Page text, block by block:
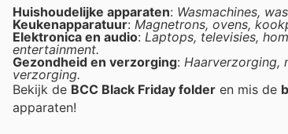
Huishoudelijke apparaten: Wasmachines,
Keukenapparatuur: Magnetrons, ovens,
Elektronica en audio: Laptops, televisies,
entertainment.
Gezondheid en verzorging: Haarverzorging,
verzorging.
Bekijk de BCC Black Friday folder en mis de
apparaten!